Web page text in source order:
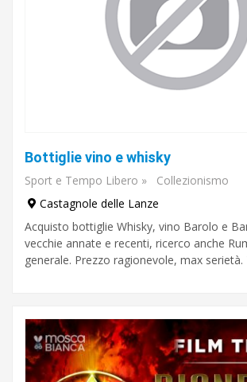
Bottiglie vino e whisky
Sport e Tempo Libero »
Collezionismo
Castagnole delle Lanze
Acquisto bottiglie Whisky, vino Barolo e
vecchie annate e recenti, ricerco anche
generale. Prezzo ragionevole, max serietà.